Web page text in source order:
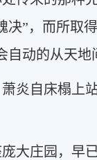
决”，而所取
自动的从天地
炎自床榻上
大庄园，早